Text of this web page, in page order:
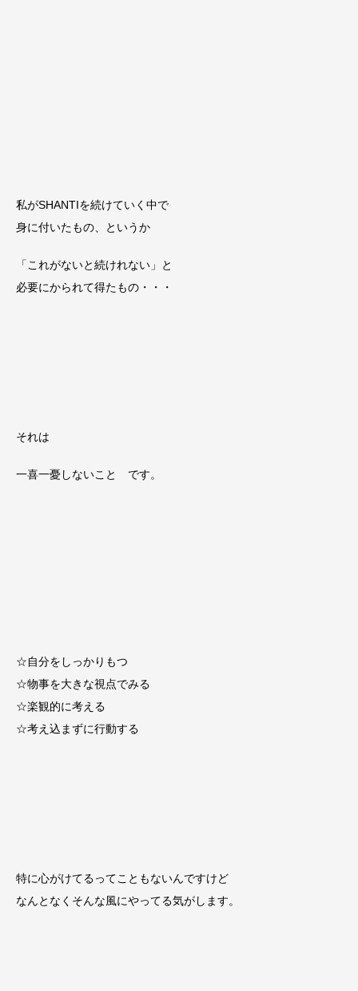
私がSHANTIを続けていく中で
身に付いたもの、というか
「これがないと続けれない」と
必要にかられて得たもの・・・
それは
一喜一憂しないこと です。
☆自分をしっかりもつ
☆物事を大きな視点でみる
☆楽観的に考える
☆考え込まずに行動する
特に心がけてるってこともないんですけど
なんとなくそんな風にやってる気がします。